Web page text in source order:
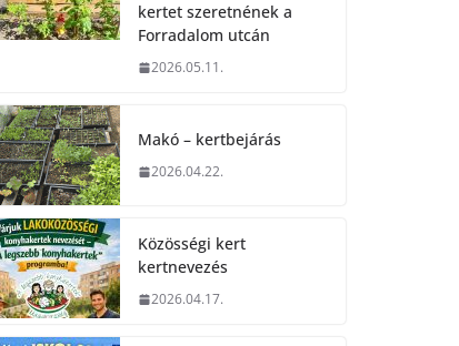
kertet szeretnének a
Forradalom utcán
2026.05.11.
Makó – kertbejárás
2026.04.22.
Közösségi kert
kertnevezés
2026.04.17.